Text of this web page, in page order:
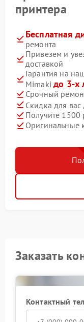
принтера
Бесплатная
ремонта
Привезем и
доставкой
Гарантия на
Mimakiдо 3-х
Срочный
Скидка для вас
Получите 1500
Оригинальные
Заказать
Контактный